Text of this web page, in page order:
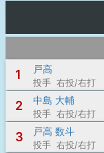
1
戸高
投手 右投/右打
2 中島 大輔
投手 右投/右打
3 戸高 数斗
投手 右投/右打